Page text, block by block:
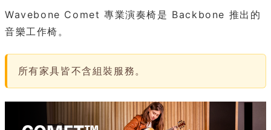
Wavebone Comet 專業演奏椅是 Backbone 推出的
音樂工作椅。
所有家具皆不含組裝服務。